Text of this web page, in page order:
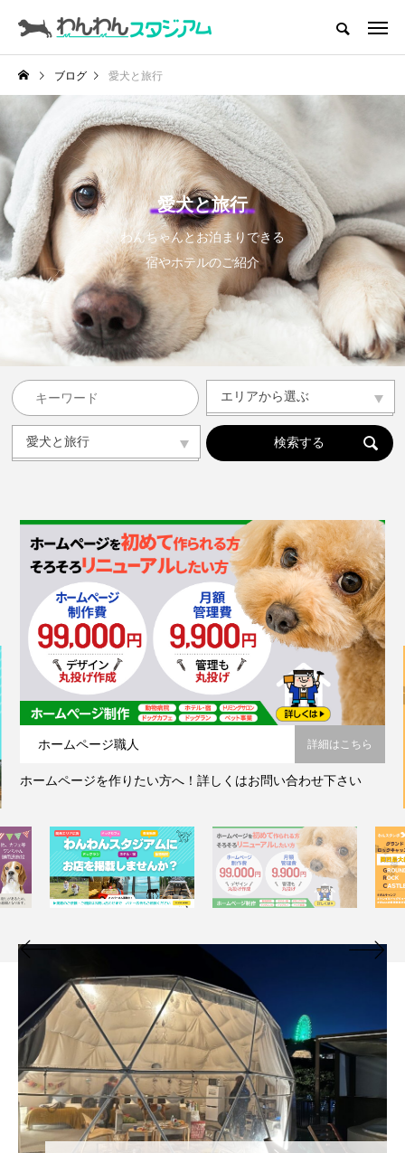
CATEGORY
ドッグラン
ドッグカフェ
愛犬とおでかけ (公園･施設etc)
愛犬と旅行
トリミングサロン
動物病院
コラム
人気の記事ランキング
メンバー
お問い合わせ
ブログ 愛犬と旅行
インデックス
愛犬と旅行
わんちゃんとお泊まりできる
宿やホテルのご紹介
エリアから選ぶ
エリアから選ぶ
滋賀県
京都府
大阪府
兵庫県
奈良県
和歌山県
その他
愛犬と旅行
カテゴリから選ぶ
ドッグラン
ドッグカフェ
愛犬と旅行
トリミングサロン
動物病院
コラム
ホームページ職人 詳細はこちら
ホームページを作りたい方へ！詳しくはお問い合わせ下さい